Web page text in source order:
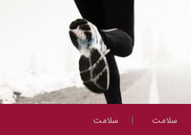
سلامت سلامت